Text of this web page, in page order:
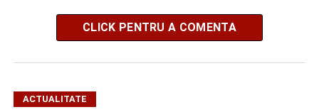
CLICK PENTRU A COMENTA
ACTUALITATE